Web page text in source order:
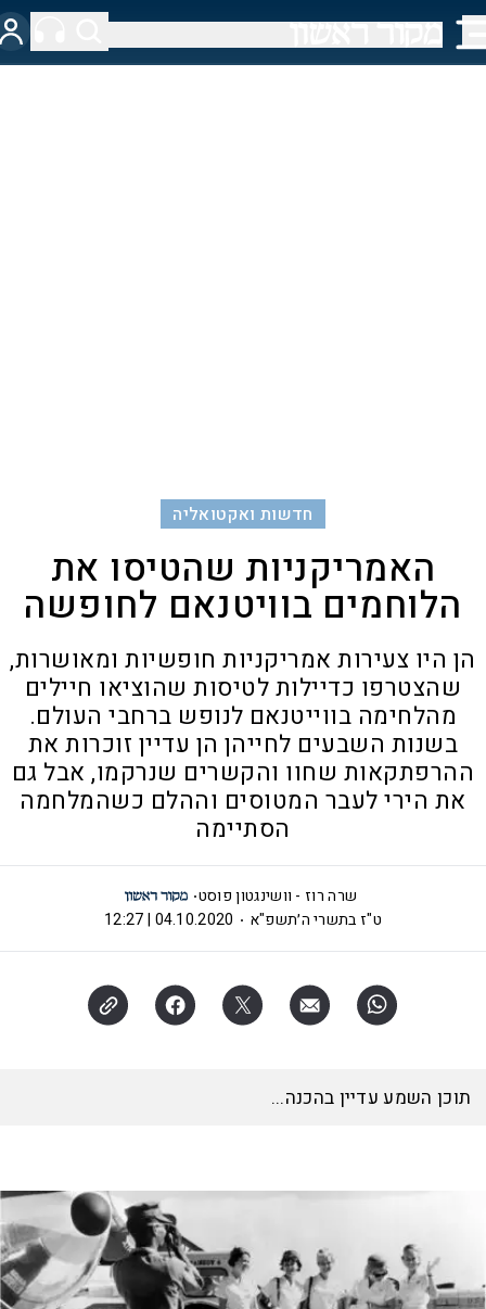
חדשות ואקטואליה
האמריקניות שהטיסו את
הלוחמים בוויטנאם לחופשה
הן היו צעירות אמריקניות חופשיות ומאושרות,
שהצטרפו כדיילות לטיסות שהוציאו חיילים
מהלחימה בווייטנאם לנופש ברחבי העולם.
בשנות השבעים לחייהן הן עדיין זוכרות את
ההרפתקאות שחוו והקשרים שנרקמו, אבל גם
את הירי לעבר המטוסים וההלם כשהמלחמה
הסתיימה
שרה רוז - וושינגטון פוסט
ט"ז בתשרי ה׳תשפ"א
04.10.2020 | 12:27